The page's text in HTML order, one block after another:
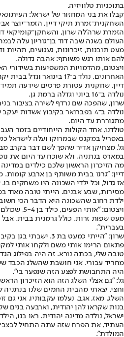
בתוכניות טלוויזיה.
קבלו את בני המחזור של ישראל:
השחקנית־זמרת תיקי דיין, הזמר־יוצר
הזמרת שרה'לה שרון, והשחקן־קומיקאי
העולם בשנה שבה דוד בן־גוריון עלה
מעט תובנות, זיכרונות, געגועים, תהיות
להם אותו רגש משותף: אהבה גדולה.
ויצטום, מהדמויות המשפיעות בשידורי
האחרונים, נולד ב־17 בינואר וגדל בבית יקה בחיפה.
דיין, שחקנית עטורת פרסים שידעה
נולדה ב־16 ביוני וגדלה ברמת גן.
שרון, שהפכה שם נרדף לשירה בציבור
נולדה ב־4 בפברואר בקיבוץ
מתגוררת עד היום.
באפריל במקנס שבמרוקו ועלה לישראל כנער
במארס בנתניה, ולא שוכח עד היום את
מה הזיכרון הראשון שלכם כילדים
דיין: "גרנו בבית משותף בן ארבע קומות.
אז גדול, וכל ילדי השכונה היו משחקים
מסירות, שבע אבנים. הייתי טובה מאוד
ילדת רחוב שהשכונה היא הדבר הכי
ויצטום:
מעט שפות זרות, כולל גרמנית בבית, אבל
בעברית".
שרון: "הייתי כמעט בת 3.
פתאום הרימו אותי משם ולקחו אותי
טובה שלי, בכתה נורא. זה היה בפילוג
היה התחבושת לפצע הזה שנפער בי".
גל: "גם אצלי השלג הזה הוא הזיכרון
וחצי, יצאתי מהבית החמים שלנו
השלג. מאז, אגב, נעלמו עקבותיו. אני גם
בנות שקראו להן יהודית, וארבעה בנים
ישראל, נולדה מדינה יהודית. ראו בנו,
העתיד, את הפרח שזה עתה התחיל
המולדת".